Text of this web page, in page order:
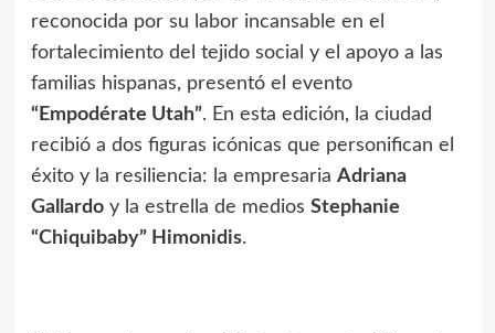
reconocida por su labor incansable en el
fortalecimiento del tejido social y el apoyo a las
familias hispanas, presentó el evento
“Empodérate Utah”. En esta edición, la ciudad
recibió a dos figuras icónicas que personifican el
éxito y la resiliencia: la empresaria Adriana
Gallardoy la estrella de medios Stephanie
“Chiquibaby” Himonidis.